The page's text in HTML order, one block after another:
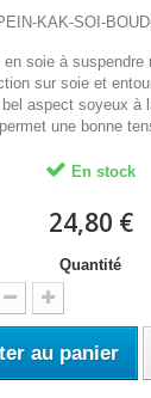
KAK-SOI-
soie à suspendre
sur soie et
aspect soyeux à
une bonne
En stock
24,80 €
Quantité
au panier